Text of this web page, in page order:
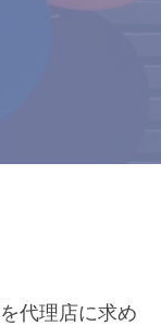
代理店に求め